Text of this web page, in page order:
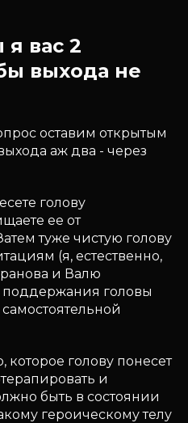
вас 2
выхода не
оставим открытым
аж два - через
голову
ее от
туже чистую голову
(я, естественно,
и Валю
поддержания головы
которое голову понесет
и
быть в состоянии
героическому телу